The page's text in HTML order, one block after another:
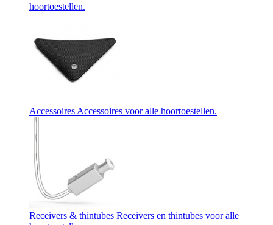
hoortoestellen.
Accessoires Accessoires voor alle hoortoestellen.
Receivers & thintubes Receivers en thintubes voor alle